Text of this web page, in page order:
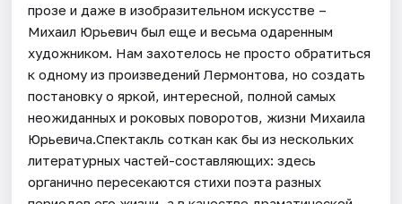
прозе и даже в изобразительном искусстве –
Михаил Юрьевич был еще и весьма одаренным
художником. Нам захотелось не просто обратиться
к одному из произведений Лермонтова, но создать
постановку о яркой, интересной, полной самых
неожиданных и роковых поворотов, жизни Михаила
Юрьевича.Спектакль соткан как бы из нескольких
литературных частей-составляющих: здесь
органично пересекаются стихи поэта разных